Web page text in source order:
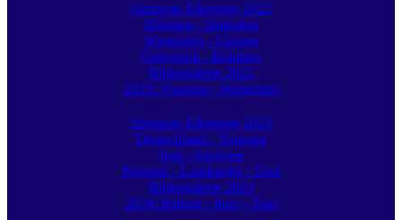
Startseite Bikertage 2022
Böhmen - Südpolen
Westpolen - Ungarn
Österreich - Böhmen
Bildergalerie 2022
2023: Vogesen - Westalpen
Startseite Bikertage 2023
Deutschland - Vogesen
Jura - Savoyen
Piemont - Lombardei - Tirol
Bildergalerie 2023
2024: Balkan - Jugo - Tour